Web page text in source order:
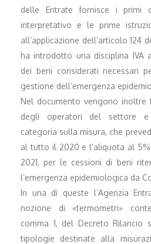
delle Entrate fornisce i primi
interpretativo e le prime
all’applicazione dell’articolo 124
ha introdotto una disciplina IVA
dei beni considerati necessari
gestione dell’emergenza
Nel documento vengono inoltre
degli operatori del settore e
categoria sulla misura, che
al tutto il 2020 e l’aliquota al
2021, per le cessioni di beni
l’emergenza epidemiologica da
In una di queste l’Agenzia
nozione di «termometri»
comma 1, del Decreto Rilancio
tipologie destinate alla